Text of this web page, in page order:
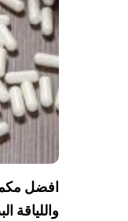
افضل
واللياقة